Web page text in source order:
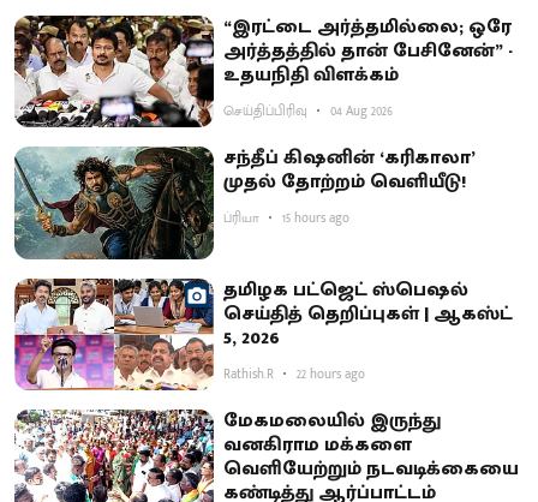
“இரட்டை அர்த்தமில்லை; ஒரே
அர்த்தத்தில் தான் பேசினேன்” -
உதயநிதி விளக்கம்
செய்திப்பிரிவு 04 Aug 2026
சந்தீப் கிஷனின் ‘கரிகாலா’
முதல் தோற்றம் வெளியீடு!
ப்ரியா 15 hours ago
தமிழக பட்ஜெட் ஸ்பெஷல்
செய்தித் தெறிப்புகள் | ஆகஸ்ட்
5, 2026
Rathish.R 22 hours ago
மேகமலையில் இருந்து
வனகிராம மக்களை
வெளியேற்றும் நடவடிக்கையை
கண்டித்து ஆர்ப்பாட்டம்